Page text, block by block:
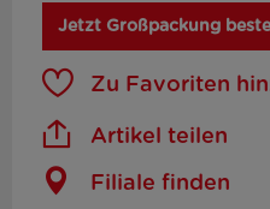
Jetzt Großpackung
Zu Favoriten
Artikel teilen
Filiale finden